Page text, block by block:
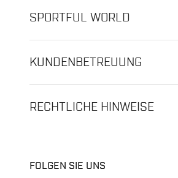
SPORTFUL WORLD
KUNDENBETREUUNG
RECHTLICHE HINWEISE
FOLGEN SIE UNS